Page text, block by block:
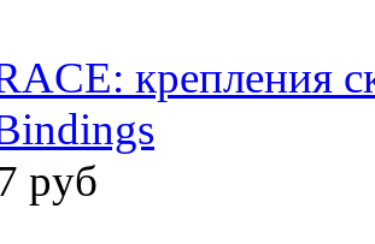
крепления
руб